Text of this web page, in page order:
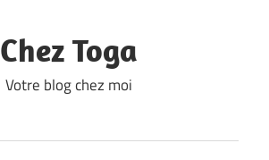
Chez Toga
Votre blog chez moi